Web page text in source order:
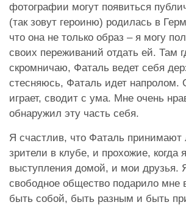
фотографии могут появиться
(так зовут героиню) родилась в
что она не только образ – я могу
своих переживаний отдать ей. Там
скромничаю, Фаталь ведет себя
стесняюсь, Фаталь идет напролом.
играет, сводит с ума. Мне очень
обнаружил эту часть себя.
Я счастлив, что Фаталь
зрители в клубе, и прохожие, когда
выступления домой, и мои друзья.
свободное общество подарило мне
быть собой, быть разным и быть